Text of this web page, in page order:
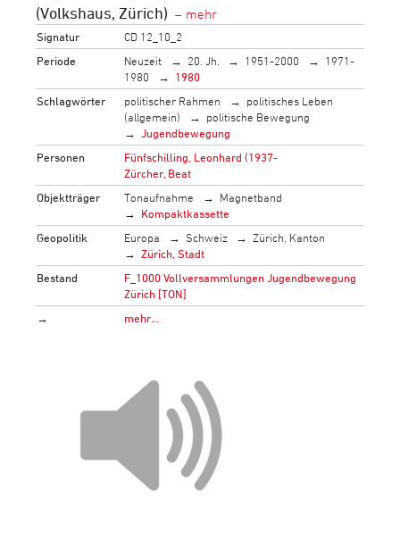
(Volkshaus, Zürich)
Signatur
CD 12_10_2
Periode
Neuzeit 20. Jh. 1951-2000
1971-
1980
1980
Schlagwörter
politischer Rahmen
politisches Leben
(allgemein)
politische Bewegung
Jugendbewegung
Personen
Fünfschilling, Leonhard (1937-
Zürcher, Beat
Objektträger
Tonaufnahme
Magnetband
Kompaktkassette
Geopolitik
Europa Schweiz
Zürich, Kanton
Zürich, Stadt
Bestand
F_1000 Vollversammlungen Jugendbewegung
Zürich [TON]
→
mehr…